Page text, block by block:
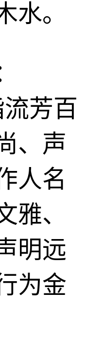
水。
芳百
、声
人名
雅、
明远
为金